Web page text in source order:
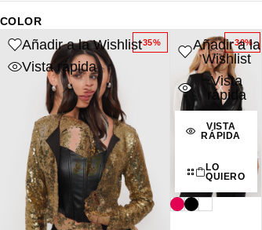
COLOR
-35%
Añadir a la Wishlist
Vista rápida
-30%
Añadir a la
Wishlist
Vista
rápida
VISTA
RÁPIDA
LO
QUIERO